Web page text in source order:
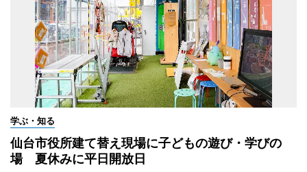
学ぶ・知る
仙台市役所建て替え現場に子どもの遊び・学びの
場 夏休みに平日開放日